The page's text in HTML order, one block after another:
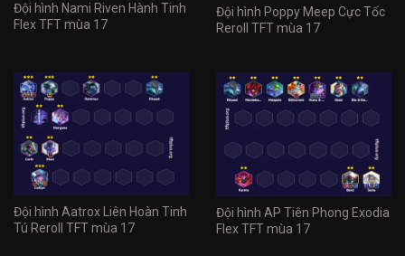
Đội hình Nami Riven Hành Tinh
Flex TFT mùa 17
Đội hình Poppy Meep Cực Tốc
Reroll TFT mùa 17
Đội hình Aatrox Liên Hoàn Tinh
Tú Reroll TFT mùa 17
Đội hình AP Tiên Phong Exodia
Flex TFT mùa 17